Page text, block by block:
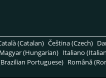
(Catalan) Čeština (Czech)
Magyar (Hungarian) Italiano
Portuguese) Română